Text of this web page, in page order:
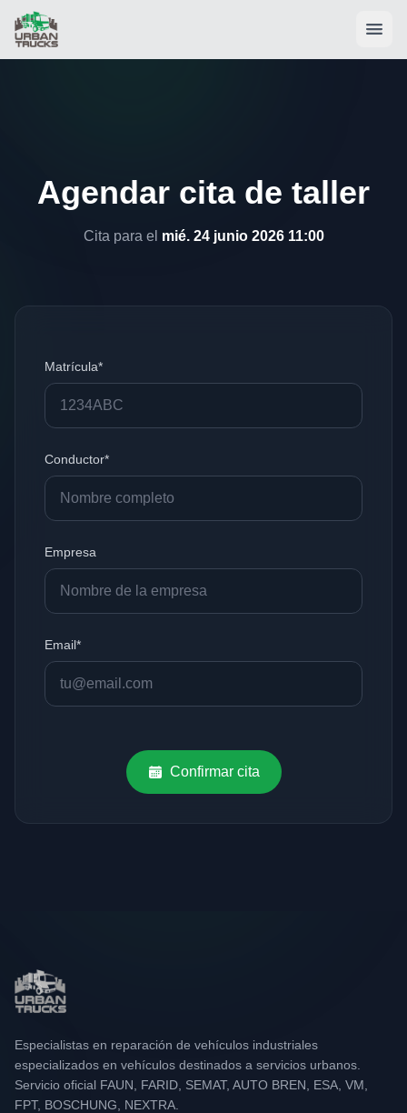
Agendar cita de taller
Cita para el mié. 24 junio 2026 11:00
Matrícula*
Conductor*
Empresa
Email*
Confirmar cita
Especialistas en reparación de vehículos industriales
especializados en vehículos destinados a servicios urbanos.
Servicio oficial FAUN, FARID, SEMAT, AUTO BREN, ESA, VM,
FPT, BOSCHUNG, NEXTRA.